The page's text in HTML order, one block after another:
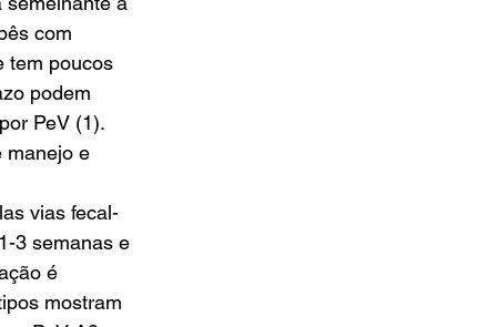
com
tem poucos
podem
PeV (1).
manejo e
vias fecal-
3 semanas e
é
mostram